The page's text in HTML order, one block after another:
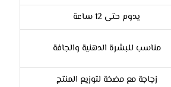
يدوم حتى 12 ساعة
مناسب للبشرة الدهنية والجافة
زجاجة مع مضخة لتوزيع المنتج